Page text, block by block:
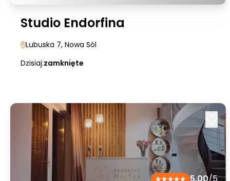
Studio Endorfina
Lubuska 7, Nowa Sól
Dzisiaj:zamknięte